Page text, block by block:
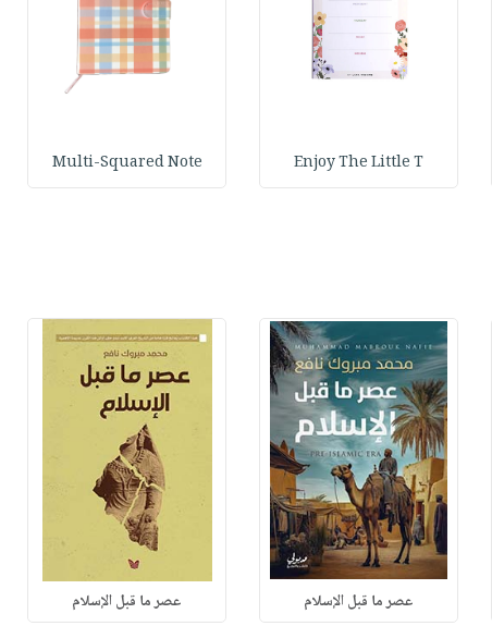
Enjoy The Little T
Multi-Squared Note
عصر ما قبل الإسلام عصر ما قبل الإسلام